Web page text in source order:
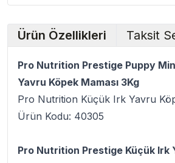
Ürün Özellikleri Taksit
Pro Nutrition Prestige Puppy
Yavru Köpek Maması 3Kg
Pro Nutrition Küçük Irk Yavru
Ürün Kodu: 40305
Pro Nutrition Prestige Küçük Irk